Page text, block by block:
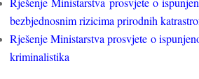
bezbjednosnim rizicima prirodnih
Rješenje Ministarstva prosvjete o
kriminalistika